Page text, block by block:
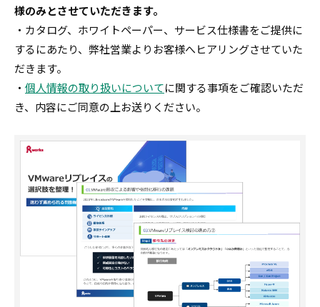
様のみとさせていただきます。
・カタログ、ホワイトペーパー、サービス仕様書をご提供に
するにあたり、弊社営業よりお客様へヒアリングさせていた
だきます。
・ 個人情報の取り扱いについてに関する事項をご確認いただ
き、内容にご同意の上お送りください。